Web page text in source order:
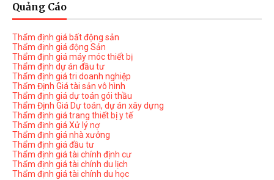
Quảng Cáo
Thẩm định giá bất động sản
Thẩm định giá động Sản
Thẩm định giá máy móc thiết bị
Thẩm định dự án đầu tư
Thẩm định giá tri doanh nghiệp
Thẩm Định Giá tài sản vô hình
Thẩm định giá dự toán gói thầu
Thẩm Định Giá Dự toán, dự án xây dựng
Thẩm định giá trang thiết bị y tế
Thẩm định giá Xử lý nợ
Thẩm định giá nhà xưởng
Thẩm định giá đầu tư
Thẩm định giá tài chính định cư
Thẩm định giá tài chính du lịch
Thẩm định giá tài chính du học